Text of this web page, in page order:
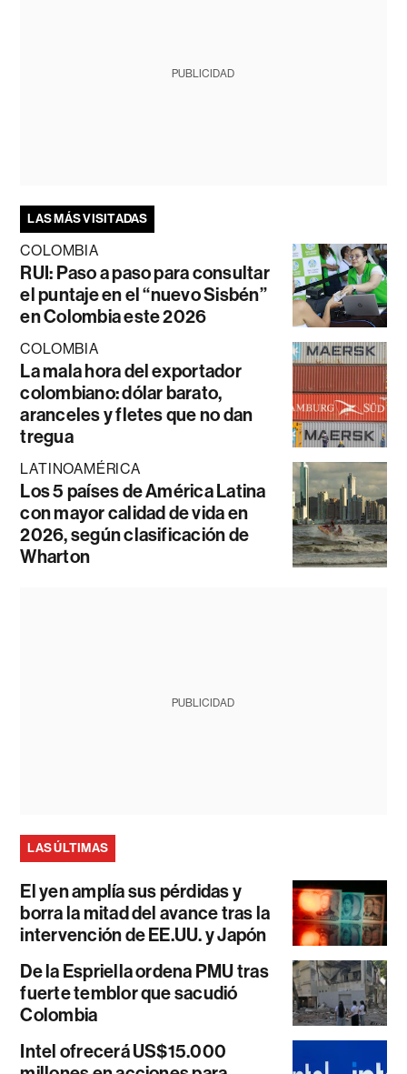
PUBLICIDAD
LAS MÁS VISITADAS
COLOMBIA
RUI: Paso a paso para consultar
el puntaje en el “nuevo Sisbén”
en Colombia este 2026
COLOMBIA
La mala hora del exportador
colombiano: dólar barato,
aranceles y fletes que no dan
tregua
LATINOAMÉRICA
Los 5 países de América Latina
con mayor calidad de vida en
2026, según clasificación de
Wharton
PUBLICIDAD
LAS ÚLTIMAS
El yen amplía sus pérdidas y
borra la mitad del avance tras la
intervención de EE.UU. y Japón
De la Espriella ordena PMU tras
fuerte temblor que sacudió
Colombia
Intel ofrecerá US$15.000